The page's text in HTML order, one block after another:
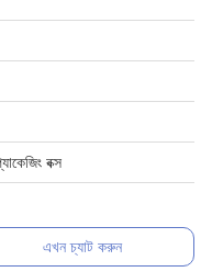
বক্স
এখন চ্যাট করুন